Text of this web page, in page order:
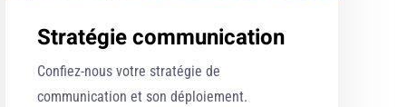
Stratégie communication
Confiez-nous votre stratégie de
communication et son déploiement.